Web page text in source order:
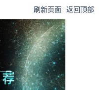
刷新页面 返回顶部